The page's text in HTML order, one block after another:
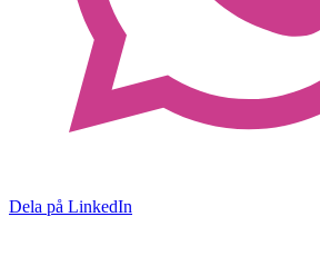
Dela på LinkedIn